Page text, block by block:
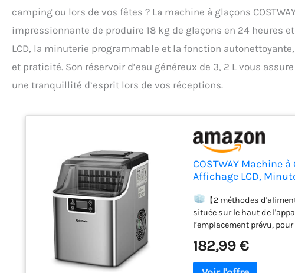
camping ou lors de vos fêtes ? La machine à glaçons
impressionnante de produire 18 kg de glaçons en 24 heures
LCD, la minuterie programmable et la fonction
et praticité. Son réservoir d’eau généreux de 3, 2 L vous
une tranquillité d’esprit lors de vos réceptions.
COSTWAY Machine
Affichage LCD,
【2 méthodes
située sur le haut de
l’emplacement prévu,
bonbonnes d'eau de 5
pour la protéger de la
182,99 €